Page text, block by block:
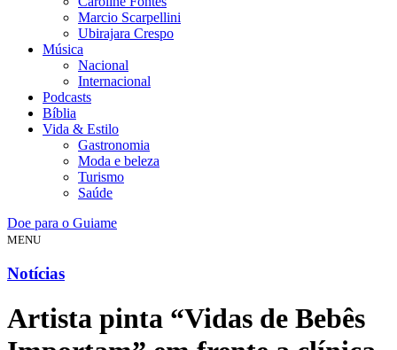
Marcio Scarpellini
Ubirajara Crespo
Música
Nacional
Internacional
Podcasts
Bíblia
Vida & Estilo
Gastronomia
Moda e beleza
Turismo
Saúde
Doe para o Guiame
MENU
Notícias
Artista pinta “Vidas de Bebês